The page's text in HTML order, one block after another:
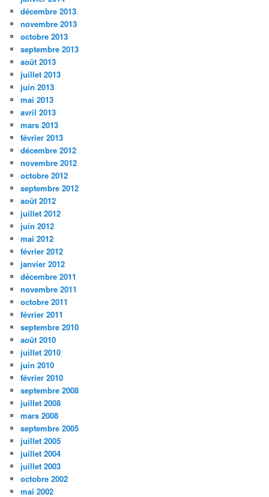
décembre 2013
novembre 2013
octobre 2013
septembre 2013
août 2013
juillet 2013
juin 2013
mai 2013
avril 2013
mars 2013
février 2013
décembre 2012
novembre 2012
octobre 2012
septembre 2012
août 2012
juillet 2012
juin 2012
mai 2012
février 2012
janvier 2012
décembre 2011
novembre 2011
octobre 2011
février 2011
septembre 2010
août 2010
juillet 2010
juin 2010
février 2010
septembre 2008
juillet 2008
mars 2008
septembre 2005
juillet 2005
juillet 2004
juillet 2003
octobre 2002
mai 2002